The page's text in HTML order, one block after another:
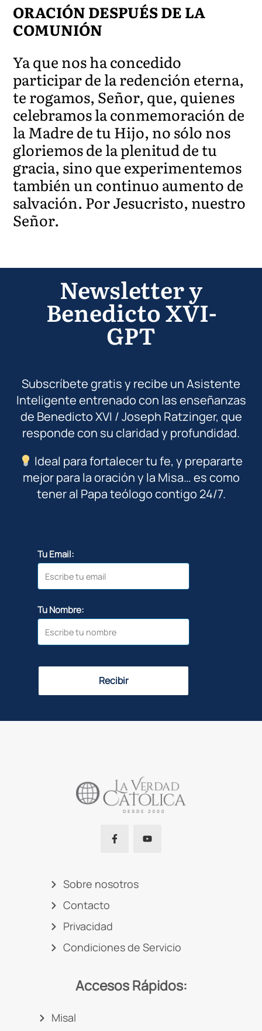
ORACIÓN DESPUÉS DE LA
COMUNIÓN
Ya que nos ha concedido
participar de la redención eterna,
te rogamos, Señor, que, quienes
celebramos la conmemoración de
la Madre de tu Hijo, no sólo nos
gloriemos de la plenitud de tu
gracia, sino que experimentemos
también un continuo aumento de
salvación. Por Jesucristo, nuestro
Señor.
Newsletter y
Benedicto XVI-
GPT
Subscríbete gratis y recibe un Asistente
Inteligente entrenado con las enseñanzas
de Benedicto XVI / Joseph Ratzinger, que
responde con su claridad y profundidad.
Ideal para fortalecer tu fe, y prepararte
mejor para la oración y la Misa… es como
tener al Papa teólogo contigo 24/7.
Tu Email:
Tu Nombre:
Recibir
Sobre nosotros
Contacto
Privacidad
Condiciones de Servicio
Accesos Rápidos:
Misal